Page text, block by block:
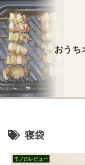
おうち
寝袋
モノのレビュー